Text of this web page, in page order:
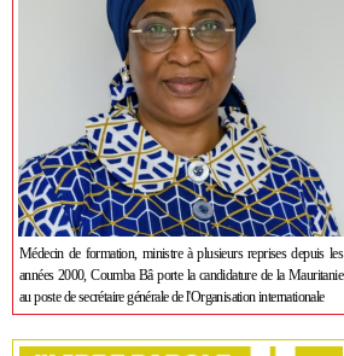
Médecin de formation, ministre à plusieurs reprises depuis les
années 2000, Coumba Bâ porte la candidature de la Mauritanie
au poste de secrétaire générale de l'Organisation internationale